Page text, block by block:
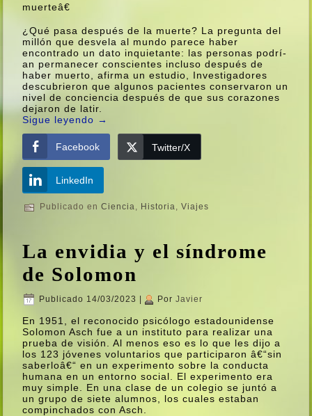
muerteâ€
¿Qué pasa después de la muerte? La pregunta del
millón que desvela al mundo parece haber
encontrado un dato inquietante: las personas podrí­
an permanecer conscientes incluso después de
haber muerto, afirma un estudio, Investigadores
descubrieron que algunos pacientes conservaron un
nivel de conciencia después de que sus corazones
dejaron de latir.
Sigue leyendo →
Facebook Twitter/X
LinkedIn
Publicado en Ciencia, Historia,Viajes
La envidia y el sí­ndrome
de Solomon
Publicado 14/03/2023 Por Javier
En 1951, el reconocido psicólogo estadounidense
Solomon Asch fue a un instituto para realizar una
prueba de visión. Al menos eso es lo que les dijo a
los 123 jóvenes voluntarios que participaron â€“sin
saberloâ€“ en un experimento sobre la conducta
humana en un entorno social. El experimento era
muy simple. En una clase de un colegio se juntó a
un grupo de siete alumnos, los cuales estaban
compinchados con Asch.